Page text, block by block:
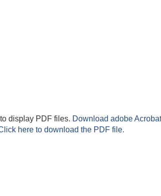
display PDF files. Download adobe
here to download the PDF file.